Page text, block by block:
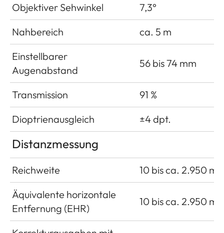
Objektiver Sehwinkel
7,3°
Nahbereich
ca. 5 m
Einstellbarer
Augenabstand
56 bis 74 mm
Transmission
91 %
Dioptrienausgleich
±4 dpt.
Distanzmessung
Reichweite
10 bis ca. 2.950 m
Äquivalente horizontale
Entfernung (EHR)
10 bis ca. 2.950 m